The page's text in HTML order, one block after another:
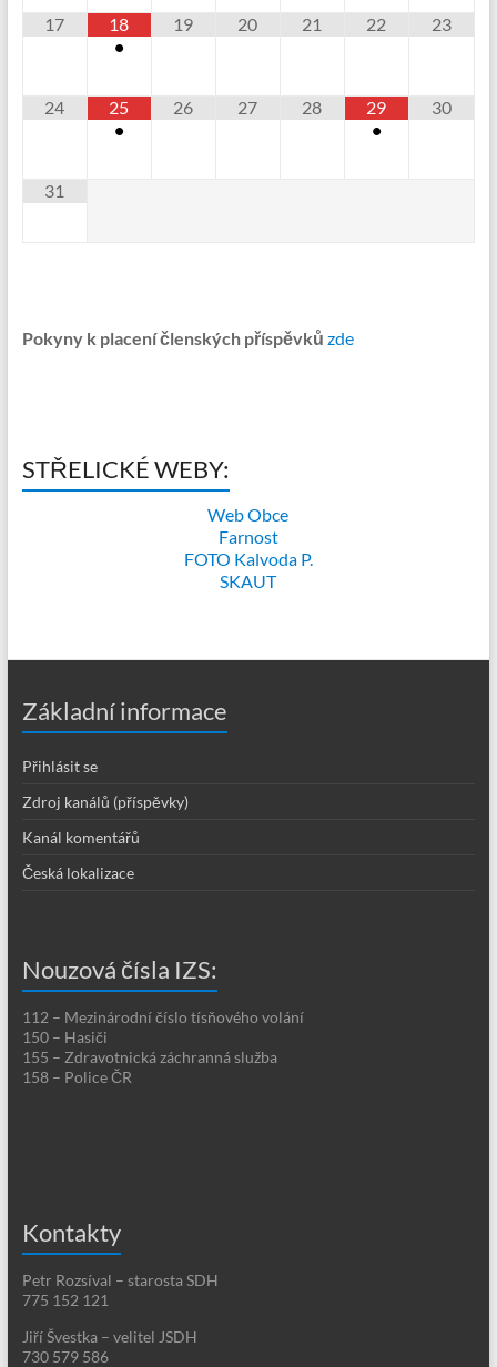
17
18
•
19 20 21 22 23
24
25
•
26 27 28
29
•
30
31
Pokyny k placení členských příspěvků zde
STŘELICKÉ WEBY:
Web Obce
Farnost
FOTO Kalvoda P.
SKAUT
Základní informace
Přihlásit se
Zdroj kanálů (příspěvky)
Kanál komentářů
Česká lokalizace
Nouzová čísla IZS:
112 – Mezinárodní číslo tísňového volání
150 – Hasiči
155 – Zdravotnická záchranná služba
158 – Police ČR
Kontakty
Petr Rozsíval – starosta SDH
775 152 121
Jiří Švestka – velitel JSDH
730 579 586